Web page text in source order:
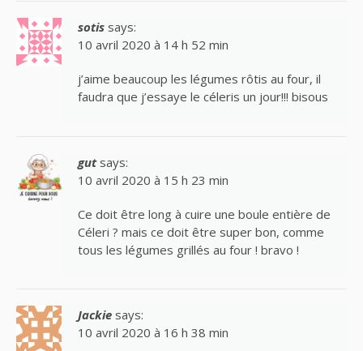
sotis says:
10 avril 2020 à 14 h 52 min
j’aime beaucoup les légumes rôtis au four, il
faudra que j’essaye le céleris un jour!!! bisous
gut says:
10 avril 2020 à 15 h 23 min
Ce doit être long à cuire une boule entière de
Céleri ? mais ce doit être super bon, comme
tous les légumes grillés au four ! bravo !
Jackie says:
10 avril 2020 à 16 h 38 min